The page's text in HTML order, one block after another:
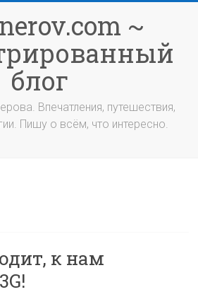
~
блог
Впечатления, путешествия,
Пишу о всём, что интересно.
к нам